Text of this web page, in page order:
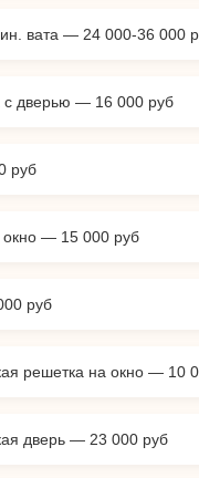
вата — 24 000-36 000
с дверью — 16 000 руб
руб
окно — 15 000 руб
руб
решетка на окно — 10
дверь — 23 000 руб